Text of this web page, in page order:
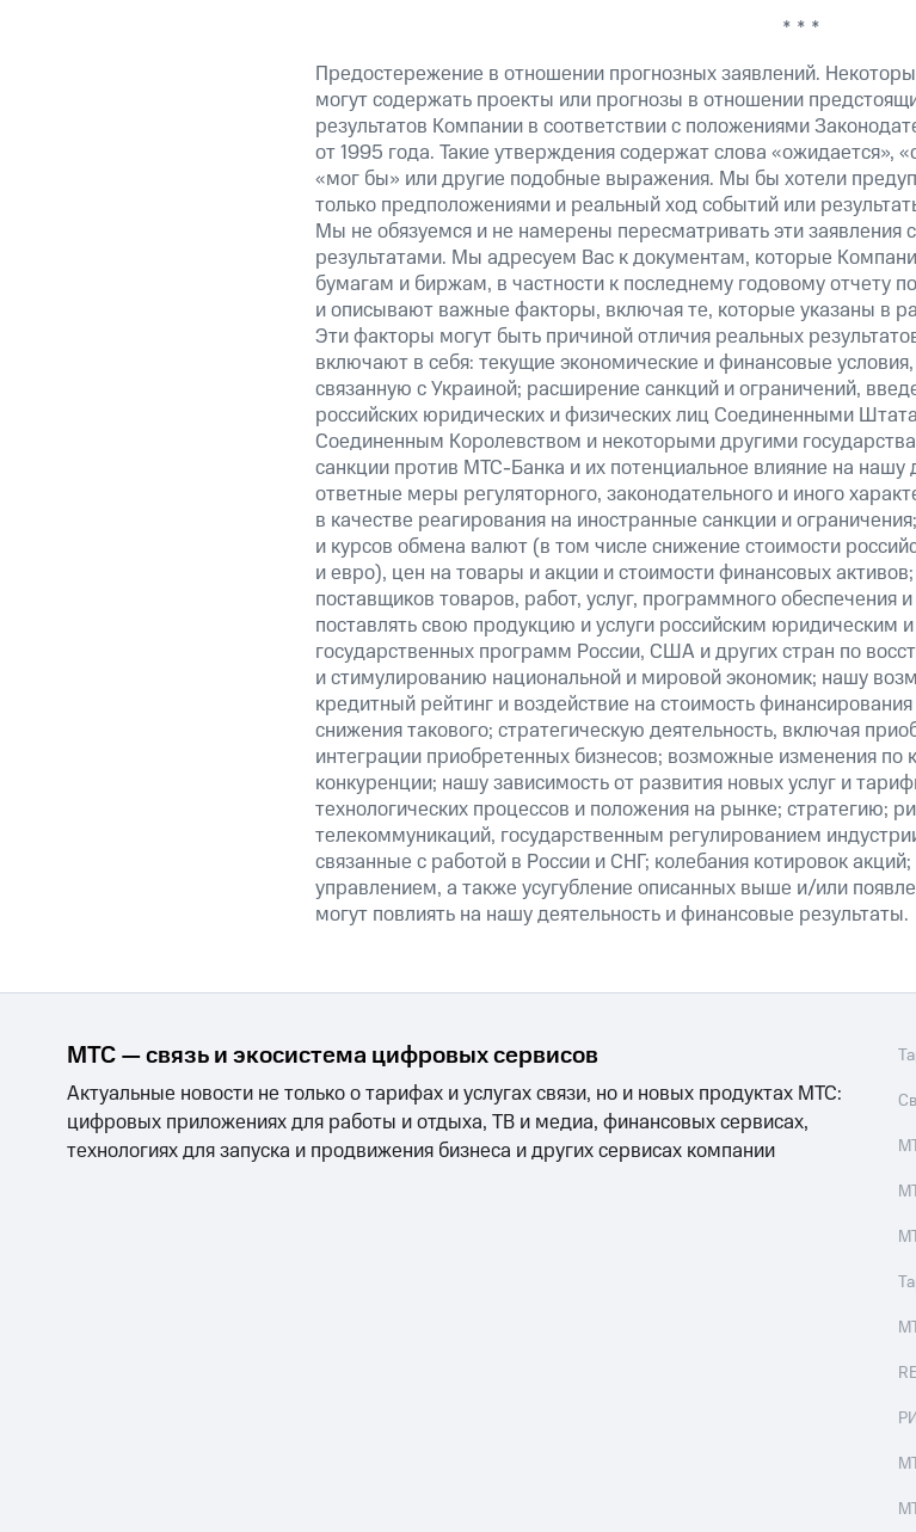
* * *
Предостережение в отношении прогнозных заявлений.
могут содержать проекты или прогнозы в отношении
результатов Компании в соответствии с положениями
от 1995 года. Такие утверждения содержат слова «ожидается»,
«мог бы» или другие подобные выражения. Мы бы хотели
только предположениями и реальный ход событий или
Мы не обязуемся и не намерены пересматривать эти заявления
результатами. Мы адресуем Вас к документам, которые
бумагам и биржам, в частности к последнему годовому отчету
и описывают важные факторы, включая те, которые указаны в
Эти факторы могут быть причиной отличия реальных
включают в себя: текущие экономические и финансовые
связанную с Украиной; расширение санкций и ограничений,
российских юридических и физических лиц Соединенными
Соединенным Королевством и некоторыми другими
санкции против МТС-Банка и их потенциальное влияние на нашу
ответные меры регуляторного, законодательного и иного
в качестве реагирования на иностранные санкции и
и курсов обмена валют (в том числе снижение стоимости
и евро), цен на товары и акции и стоимости финансовых
поставщиков товаров, работ, услуг, программного обеспечения
поставлять свою продукцию и услуги российским юридическим
государственных программ России, США и других стран по
и стимулированию национальной и мировой экономик; нашу
кредитный рейтинг и воздействие на стоимость
снижения такового; стратегическую деятельность, включая
интеграции приобретенных бизнесов; возможные изменения по
конкуренции; нашу зависимость от развития новых услуг и
технологических процессов и положения на рынке; стратегию;
телекоммуникаций, государственным регулированием
связанные с работой в России и СНГ; колебания котировок
управлением, а также усугубление описанных выше и/или
могут повлиять на нашу деятельность и финансовые результаты.
МТС — связь и экосистема цифровых сервисов
Актуальные новости не только о тарифах и услугах связи, но и новых продуктах МТС:
цифровых приложениях для работы и отдыха, ТВ и медиа, финансовых сервисах,
технологиях для запуска и продвижения бизнеса и других сервисах компании